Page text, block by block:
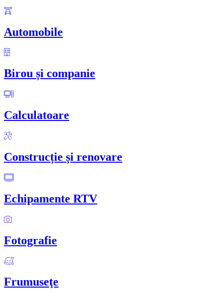
Automobile
Birou și companie
Calculatoare
Construcție și renovare
Echipamente RTV
Fotografie
Frumuseţe